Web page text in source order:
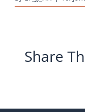
Share